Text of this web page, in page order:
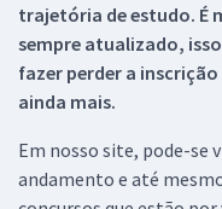
trajetória de estudo. É
sempre atualizado,
fazer perder a
ainda mais.
Em nosso site, pode-se
andamento e até